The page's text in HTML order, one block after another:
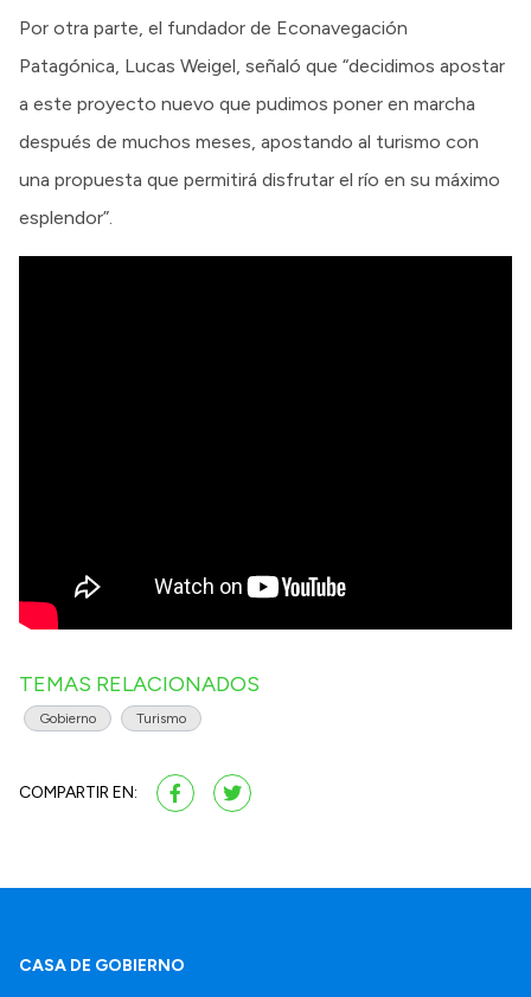
Por otra parte, el fundador de Econavegación
Patagónica, Lucas Weigel, señaló que “decidimos apostar
a este proyecto nuevo que pudimos poner en marcha
después de muchos meses, apostando al turismo con
una propuesta que permitirá disfrutar el río en su máximo
esplendor”.
TEMAS RELACIONADOS
Gobierno Turismo
COMPARTIR EN:
CASA DE GOBIERNO